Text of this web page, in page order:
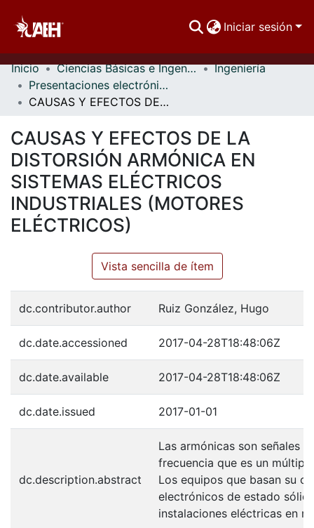
Iniciar sesión
Comunidades
Buscar Por
Estadísticas
Inicio Ciencias Básicas e Ingeniería
Ingeniería
Presentaciones electrónicas
CAUSAS Y EFECTOS DE LA DISTORSIÓN ARMÓNICA EN SISTEMAS ELÉCTRICOS INDUSTRIALES (MOTORES ELÉCTRICOS)
CAUSAS Y EFECTOS DE LA
DISTORSIÓN ARMÓNICA EN
SISTEMAS ELÉCTRICOS
INDUSTRIALES (MOTORES
ELÉCTRICOS)
Vista sencilla de ítem
dc.contributor.author Ruiz González, Hugo
dc.date.accessioned 2017-04-28T18:48:06Z
dc.date.available 2017-04-28T18:48:06Z
dc.date.issued 2017-01-01
dc.description.abstract
Las armónicas son señales
frecuencia que es un
Los equipos que basan su
electrónicos de estado
instalaciones eléctricas en